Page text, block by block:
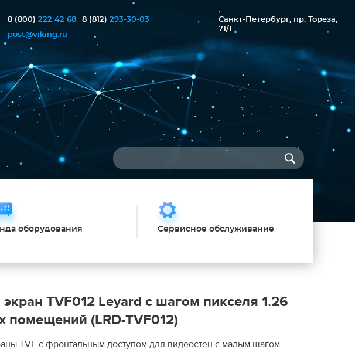
8 (800) 222 42 68 8 (812) 293-30-03
post@viking.ru
Санкт-Петербург, пр. Тореза,
71/1
оборудования Сервисное обслуживание
TVF012 Leyard с шагом пикселя 1.26
помещений (LRD-TVF012)
TVF c фронтальным доступом для видеостен с малым шагом